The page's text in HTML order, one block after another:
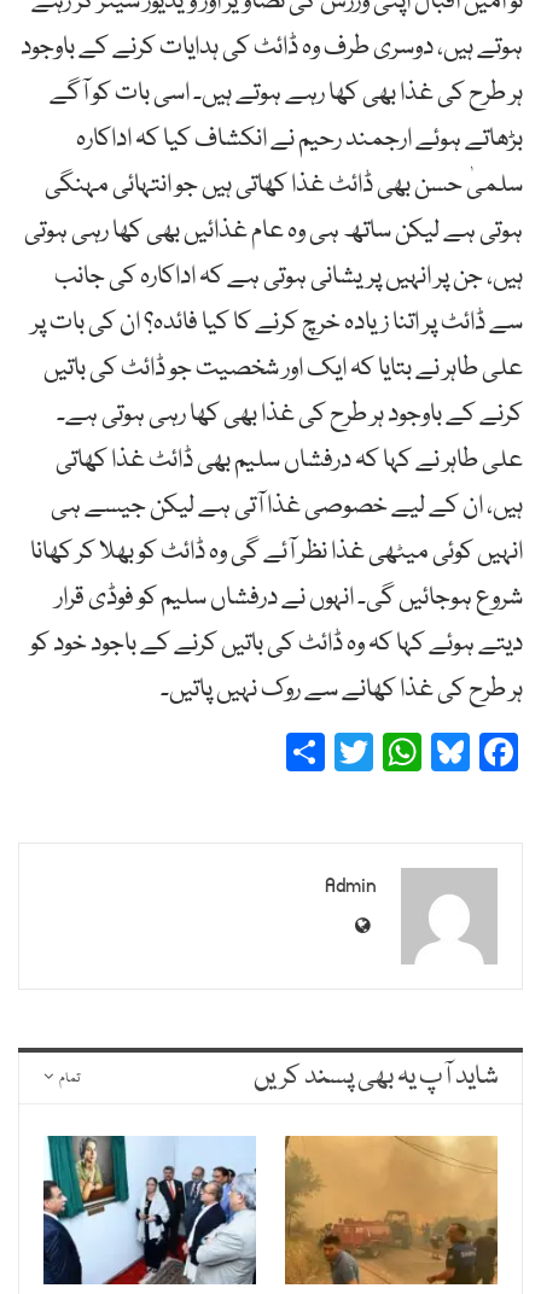
ہوتے ہیں، دوسری طرف وہ ڈائٹ کی ہدایات کرنے کے باوجود
ہر طرح کی غذا بھی کھا رہے ہوتے ہیں۔ اسی بات کو آگے
بڑھاتے ہوئے ارجمند رحیم نے انکشاف کیا کہ اداکارہ
سلمیٰ حسن بھی ڈائٹ غذا کھاتی ہیں جو انتہائی مہنگی
ہوتی ہے لیکن ساتھ ہی وہ عام غذائیں بھی کھا رہی ہوتی
ہیں، جن پر انہیں پریشانی ہوتی ہے کہ اداکارہ کی جانب
سے ڈائٹ پر اتنا زیادہ خرچ کرنے کا کیا فائدہ؟ ان کی بات پر
علی طاہر نے بتایا کہ ایک اور شخصیت جو ڈائٹ کی باتیں
کرنے کے باوجود ہر طرح کی غذا بھی کھا رہی ہوتی ہے۔
علی طاہر نے کہا کہ درفشاں سلیم بھی ڈائٹ غذا کھاتی
ہیں، ان کے لیے خصوصی غذا آتی ہے لیکن جیسے ہی
انہیں کوئی میٹھی غذا نظر آئے گی وہ ڈائٹ کو بھلا کر کھانا
شروع ہوجائیں گی۔ انہوں نے درفشاں سلیم کو فوڈی قرار
دیتے ہوئے کہا کہ وہ ڈائٹ کی باتیں کرنے کے باجود خود کو
ہر طرح کی غذا کھانے سے روک نہیں پاتیں۔
Facebook
Bluesky
WhatsApp
Twitter
Admin
تمام شاید آپ یہ بھی پسند کریں